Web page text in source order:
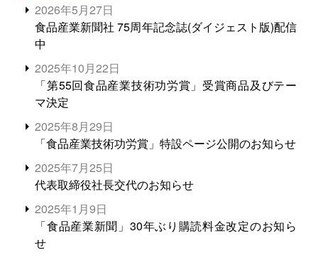
2026年5月27日
食品産業新聞社 75周年記念誌(ダイジェスト版)配信
中
2025年10月22日
「第55回食品産業技術功労賞」受賞商品及びテー
マ決定
2025年8月29日
「食品産業技術功労賞」特設ページ公開のお知らせ
2025年7月25日
代表取締役社長交代のお知らせ
2025年1月9日
「食品産業新聞」30年ぶり購読料金改定のお知ら
せ